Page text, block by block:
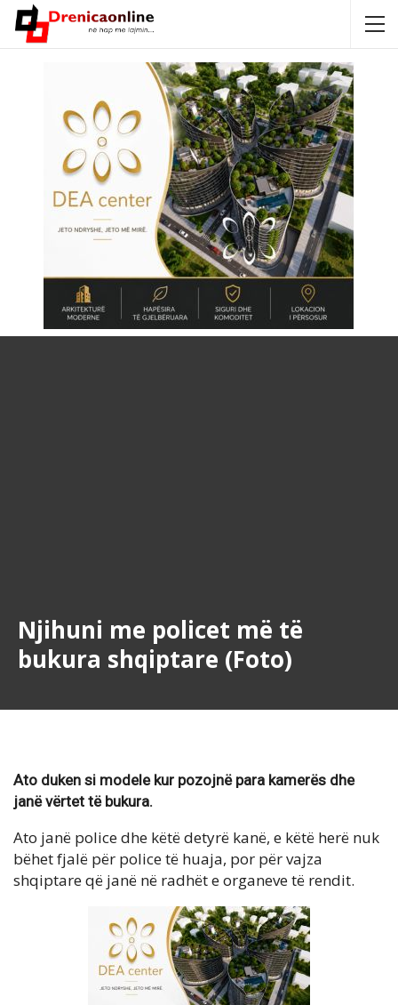
Njihuni me policet më të
bukura shqiptare (Foto)
Ato duken si modele kur pozojnë para kamerës dhe
janë vërtet të bukura.
Ato janë police dhe këtë detyrë kanë, e këtë herë nuk
bëhet fjalë për police të huaja, por për vajza
shqiptare që janë në radhët e organeve të rendit.